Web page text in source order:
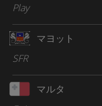
Play
マヨット
SFR
マルタ